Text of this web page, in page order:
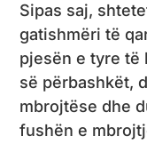
Sipas saj,
gatishmëri të
pjesën e tyre të
së përbashkët,
mbrojtëse dhe
fushën e